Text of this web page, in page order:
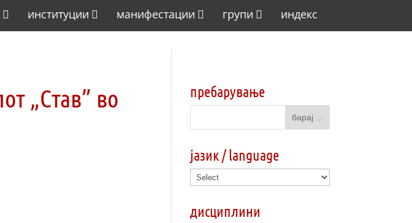
институции манифестации групи индекс
„Став” во
пребарување
јазик / language
дисциплини